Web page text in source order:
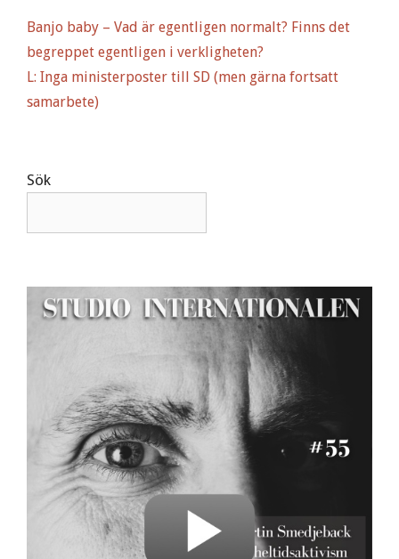
Banjo baby – Vad är egentligen normalt? Finns det
begreppet egentligen i verkligheten?
L: Inga ministerposter till SD (men gärna fortsatt
samarbete)
Sök